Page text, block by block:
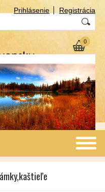
Prihlásenie Registrácia
0